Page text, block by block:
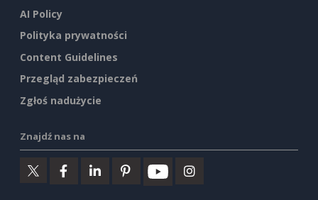
AI Policy
Polityka prywatności
Content Guidelines
Przegląd zabezpieczeń
Zgłoś nadużycie
Znajdź nas na